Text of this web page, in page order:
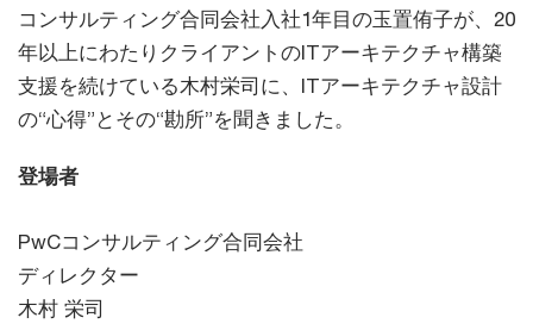
コンサルティング合同会社入社1年目の玉置侑子が、20
年以上にわたりクライアントのITアーキテクチャ構築
支援を続けている木村栄司に、ITアーキテクチャ設計
の“心得”とその“勘所”を聞きました。
登場者
PwCコンサルティング合同会社
ディレクター
木村 栄司